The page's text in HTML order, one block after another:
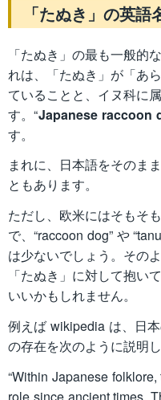
「たぬき」の英語
「たぬき」の最も一般的
れは、「たぬき」が「あ
ていることと、イヌ科に
す。“Japanese raccoon
す。
まれに、日本語をそのま
ともあります。
ただし、欧米にはそもそ
で、“raccoon dog” や
は少ないでしょう。その
「たぬき」に対して抱い
いいかもしれません。
例えば wikipedia は、日
の存在を次のように説明し
“Within Japanese
role since ancient times.